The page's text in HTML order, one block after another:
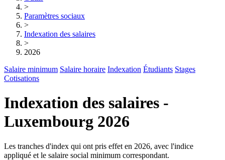
>
Paramètres sociaux
>
Indexation des salaires
>
2026
Salaire minimum Salaire horaire Indexation Étudiants Stages
Cotisations
Indexation des salaires -
Luxembourg 2026
Les tranches d'index qui ont pris effet en 2026, avec l'indice
appliqué et le salaire social minimum correspondant.